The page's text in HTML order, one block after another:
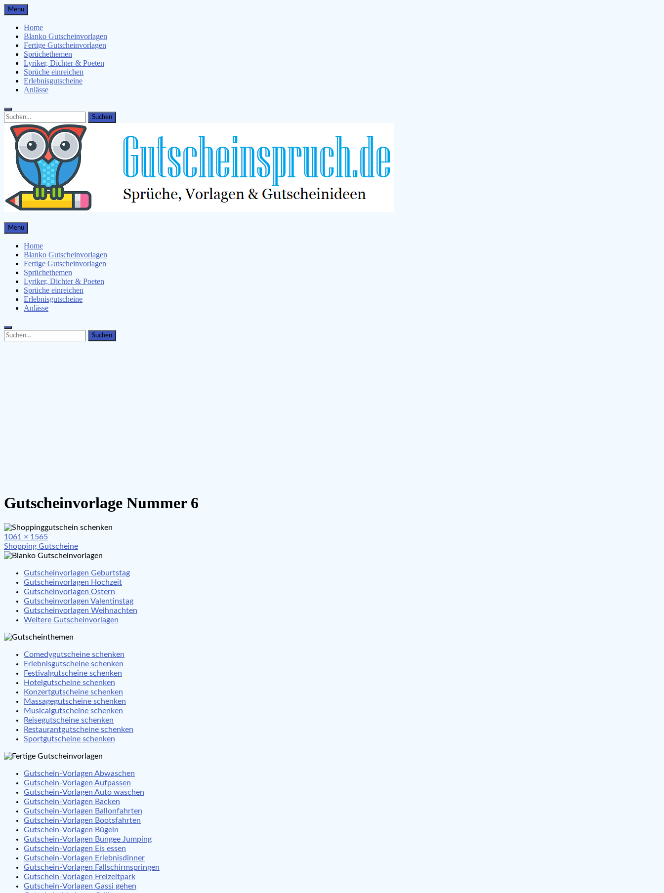
Skip
to
content
Menu
Home
Blanko Gutscheinvorlagen
Fertige Gutscheinvorlagen
Sprüchethemen
Lyriker, Dichter & Poeten
Sprüche einreichen
Erlebnisgutscheine
Anlässe
Search
for:
Search
Gutscheinspruch.de
Gutscheinsprüche & Gutscheinvorlagen finden
Menu
Home
Blanko Gutscheinvorlagen
Fertige Gutscheinvorlagen
Sprüchethemen
Lyriker, Dichter & Poeten
Sprüche einreichen
Erlebnisgutscheine
Anlässe
Search
for:
Search
Gutscheinvorlage Nummer 6
Full
size
1061 × 1565
Beitragsnavigation
Shopping Gutscheine
Gutscheinvorlagen Geburtstag
Gutscheinvorlagen Hochzeit
Gutscheinvorlagen Ostern
Gutscheinvorlagen Valentinstag
Gutscheinvorlagen Weihnachten
Weitere Gutscheinvorlagen
Comedygutscheine schenken
Erlebnisgutscheine schenken
Festivalgutscheine schenken
Hotelgutscheine schenken
Konzertgutscheine schenken
Massagegutscheine schenken
Musicalgutscheine schenken
Reisegutscheine schenken
Restaurantgutscheine schenken
Sportgutscheine schenken
Gutschein-Vorlagen Abwaschen
Gutschein-Vorlagen Aufpassen
Gutschein-Vorlagen Auto waschen
Gutschein-Vorlagen Backen
Gutschein-Vorlagen Ballonfahrten
Gutschein-Vorlagen Bootsfahrten
Gutschein-Vorlagen Bügeln
Gutschein-Vorlagen Bungee Jumping
Gutschein-Vorlagen Eis essen
Gutschein-Vorlagen Erlebnisdinner
Gutschein-Vorlagen Fallschirmspringen
Gutschein-Vorlagen Freizeitpark
Gutschein-Vorlagen Gassi gehen